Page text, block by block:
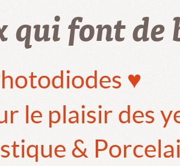
qui font de
♥
le plaisir des
&